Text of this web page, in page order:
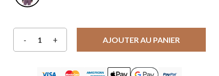
AJOUTER AU PANIER